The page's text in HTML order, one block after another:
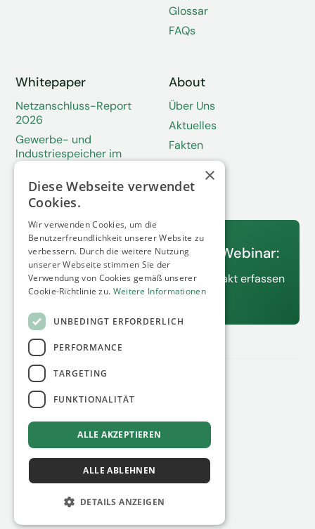
Glossar
FAQs
Whitepaper
Netzanschluss-Report
2026
Gewerbe- und
Industriespeicher im
Wandel
Solarspitzengesetz
About
Über Uns
Aktuelles
Fakten
13.08.2026
Unser nächstes kostenfreies Webinar:
C&I Standorte als digitalen Zwilling exakt erfassen
Jetzt anmelden
© 2026 minimum energy GmbH
Datenschutz
×
Diese Webseite verwendet
Cookies.
Wir verwenden Cookies, um die
Benutzerfreundlichkeit unserer Website zu
verbessern. Durch die weitere Nutzung
unserer Webseite stimmen Sie der
Verwendung von Cookies gemäß unserer
Cookie-Richtlinie zu. Weitere Informationen
UNBEDINGT ERFORDERLICH
PERFORMANCE
TARGETING
FUNKTIONALITÄT
ALLE AKZEPTIEREN
ALLE ABLEHNEN
DETAILS ANZEIGEN